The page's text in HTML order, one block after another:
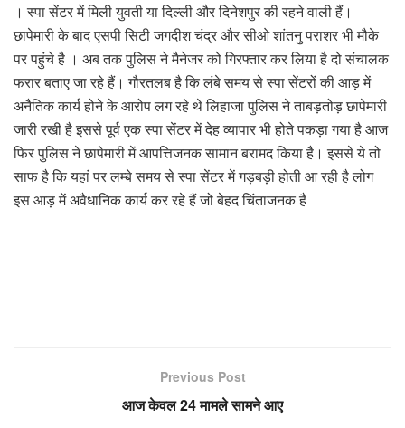
। स्पा सेंटर में मिली युवती या दिल्ली और दिनेशपुर की रहने वाली हैं।
छापेमारी के बाद एसपी सिटी जगदीश चंद्र और सीओ शांतनु पराशर भी मौके
पर पहुंचे है । अब तक पुलिस ने मैनेजर को गिरफ्तार कर लिया है दो संचालक
फरार बताए जा रहे हैं। गौरतलब है कि लंबे समय से स्पा सेंटरों की आड़ में
अनैतिक कार्य होने के आरोप लग रहे थे लिहाजा पुलिस ने ताबड़तोड़ छापेमारी
जारी रखी है इससे पूर्व एक स्पा सेंटर में देह व्यापार भी होते पकड़ा गया है आज
फिर पुलिस ने छापेमारी में आपत्तिजनक सामान बरामद किया है। इससे ये तो
साफ है कि यहां पर लम्बे समय से स्पा सेंटर में गड़बड़ी होती आ रही है लोग
इस आड़ में अवैधानिक कार्य कर रहे हैं जो बेहद चिंताजनक है
Previous Post
आज केवल 24 मामले सामने आए